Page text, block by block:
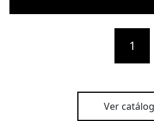
1
Ver